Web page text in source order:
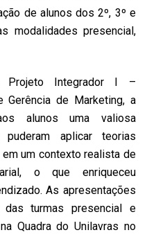
de alunos dos 2º, 3º e
modalidades presencial,
Projeto Integrador I –
Gerência de Marketing, a
alunos uma valiosa
aplicar teorias
um contexto realista de
o que enriqueceu
As apresentações
turmas presencial e
Quadra do Unilavras no